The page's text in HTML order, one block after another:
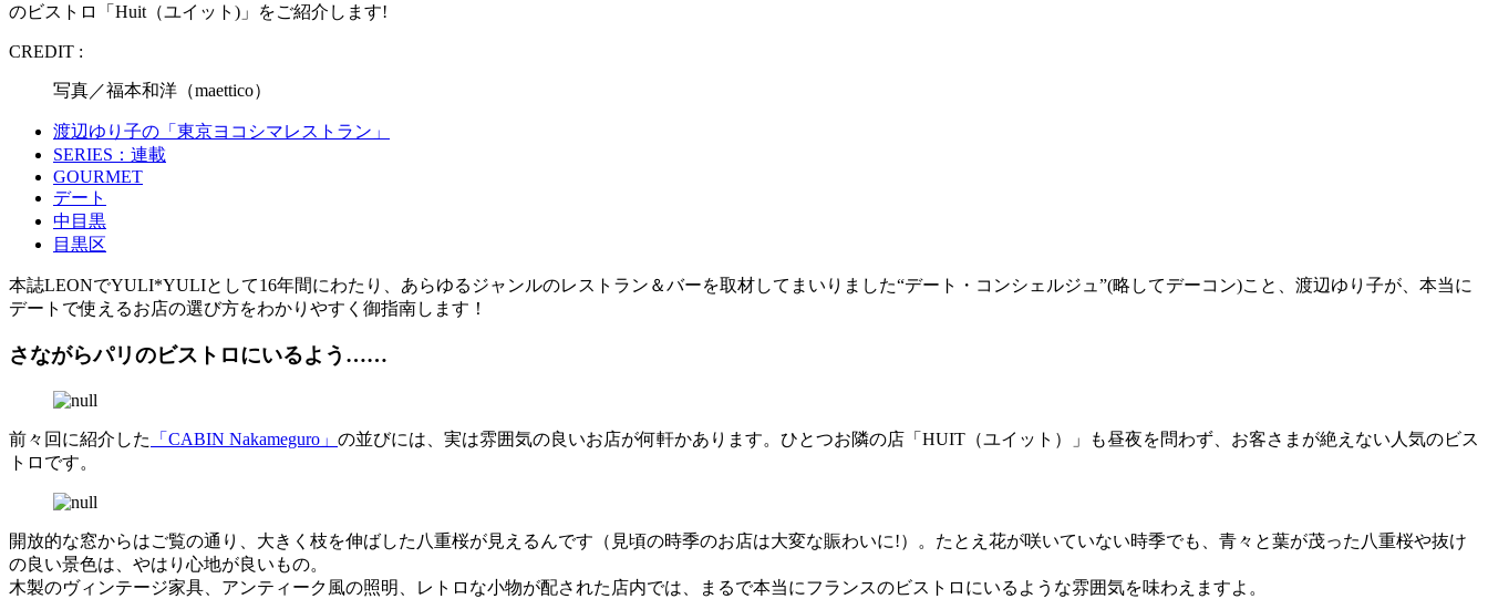
のビストロ「Huit（ユイット)」をご紹介します!
CREDIT :
写真／福本和洋（maettico）
渡辺ゆり子の「東京ヨコシマレストラン」
SERIES：連載
GOURMET
デート
中目黒
目黒区
本誌LEONでYULI*YULIとして16年間にわたり、あらゆるジャンルのレストラン＆バーを取材してまいりました“デート・コンシェルジュ”(略してデーコン)こと、渡辺ゆり子が、本当に
デートで使えるお店の選び方をわかりやすく御指南します！
さながらパリのビストロにいるよう……
前々回に紹介した 「CABIN Nakameguro」 の並びには、実は雰囲気の良いお店が何軒かあります。ひとつお隣の店「HUIT（ユイット）」も昼夜を問わず、お客さまが絶えない人気のビス
トロです。
開放的な窓からはご覧の通り、大きく枝を伸ばした八重桜が見えるんです（見頃の時季のお店は大変な賑わいに!）。たとえ花が咲いていない時季でも、青々と葉が茂った八重桜や抜け
の良い景色は、やはり心地が良いもの。
木製のヴィンテージ家具、アンティーク風の照明、レトロな小物が配された店内では、まるで本当にフランスのビストロにいるような雰囲気を味わえますよ。